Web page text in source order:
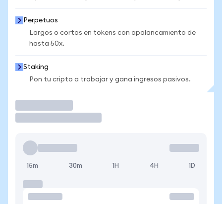
Perpetuos
Largos o cortos en tokens con apalancamiento de
hasta 50x.
Staking
Pon tu cripto a trabajar y gana ingresos pasivos.
15m 30m 1H 4H 1D